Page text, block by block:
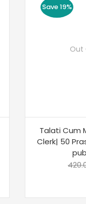
Save 19%
Out
Talati Cum
Clerk| 50